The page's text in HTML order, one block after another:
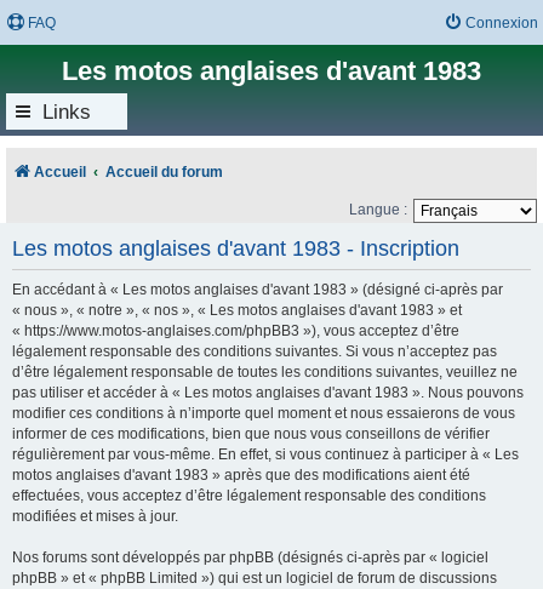
FAQ Connexion
Les motos anglaises d'avant 1983
Links
Accueil Accueil du forum
Langue :
Les motos anglaises d'avant 1983 - Inscription
En accédant à « Les motos anglaises d'avant 1983 » (désigné ci-après par
« nous », « notre », « nos », « Les motos anglaises d'avant 1983 » et
« https://www.motos-anglaises.com/phpBB3 »), vous acceptez d’être
légalement responsable des conditions suivantes. Si vous n’acceptez pas
d’être légalement responsable de toutes les conditions suivantes, veuillez ne
pas utiliser et accéder à « Les motos anglaises d'avant 1983 ». Nous pouvons
modifier ces conditions à n’importe quel moment et nous essaierons de vous
informer de ces modifications, bien que nous vous conseillons de vérifier
régulièrement par vous-même. En effet, si vous continuez à participer à « Les
motos anglaises d'avant 1983 » après que des modifications aient été
effectuées, vous acceptez d’être légalement responsable des conditions
modifiées et mises à jour.
Nos forums sont développés par phpBB (désignés ci-après par « logiciel
phpBB » et « phpBB Limited ») qui est un logiciel de forum de discussions